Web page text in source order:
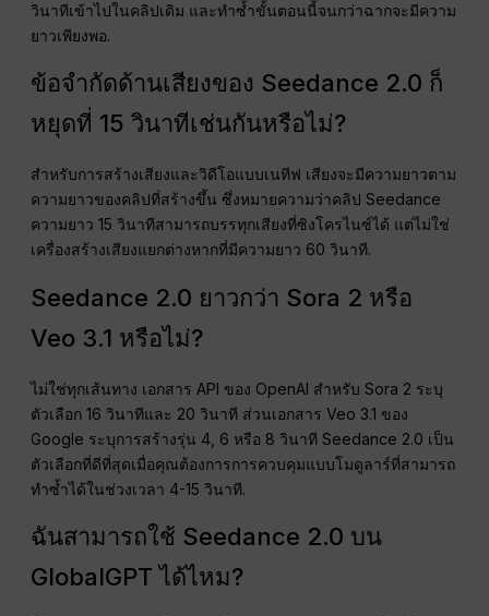
วินาทีเข้าไปในคลิปเดิม และทำซ้ำขั้นตอนนี้จนกว่าฉากจะมีความ
ยาวเพียงพอ.
ข้อจำกัดด้านเสียงของ Seedance 2.0 ก็
หยุดที่ 15 วินาทีเช่นกันหรือไม่?
สำหรับการสร้างเสียงและวิดีโอแบบเนทีฟ เสียงจะมีความยาวตาม
ความยาวของคลิปที่สร้างขึ้น ซึ่งหมายความว่าคลิป Seedance
ความยาว 15 วินาทีสามารถบรรทุกเสียงที่ซิงโครไนซ์ได้ แต่ไม่ใช่
เครื่องสร้างเสียงแยกต่างหากที่มีความยาว 60 วินาที.
Seedance 2.0 ยาวกว่า Sora 2 หรือ
Veo 3.1 หรือไม่?
ไม่ใช่ทุกเส้นทาง เอกสาร API ของ OpenAI สำหรับ Sora 2 ระบุ
ตัวเลือก 16 วินาทีและ 20 วินาที ส่วนเอกสาร Veo 3.1 ของ
Google ระบุการสร้างรุ่น 4, 6 หรือ 8 วินาที Seedance 2.0 เป็น
ตัวเลือกที่ดีที่สุดเมื่อคุณต้องการการควบคุมแบบโมดูลาร์ที่สามารถ
ทำซ้ำได้ในช่วงเวลา 4-15 วินาที.
ฉันสามารถใช้ Seedance 2.0 บน
GlobalGPT ได้ไหม?